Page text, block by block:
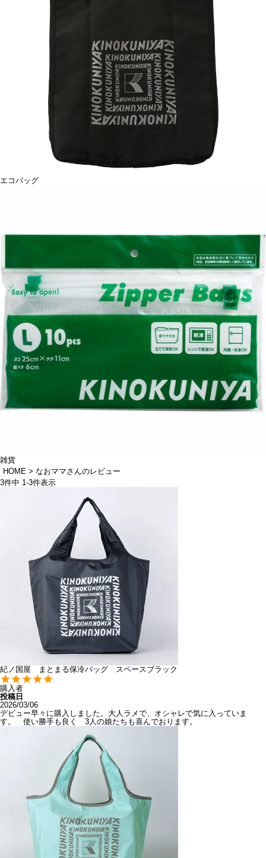
エコバッグ
雑貨
HOME
なおママさんのレビュー
3件中 1-3件表示
紀ノ国屋 まとまる保冷バッグ スペースブラック
購入者
投稿日
2026/03/06
デビュー早々に購入しました。大人ラメで、オシャレで気に入っていま
す。　使い勝手も良く　3人の娘たちも喜んでおります。